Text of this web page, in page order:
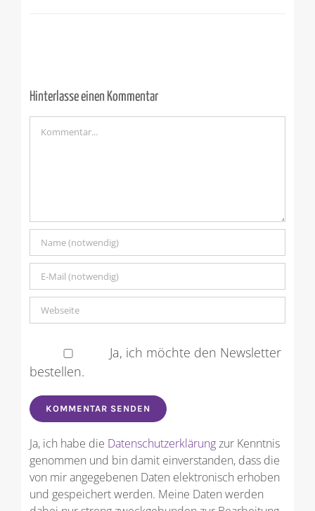
Hinterlasse einen Kommentar
Ja, ich möchte den Newsletter
bestellen.
Ja, ich habe die Datenschutzerklärungzur Kenntnis
genommen und bin damit einverstanden, dass die
von mir angegebenen Daten elektronisch erhoben
und gespeichert werden. Meine Daten werden